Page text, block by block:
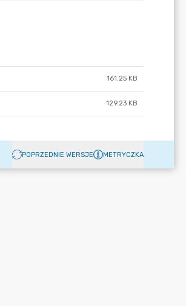
161.25 KB
129.23 KB
POPRZEDNIE WERSJE METRYCZKA